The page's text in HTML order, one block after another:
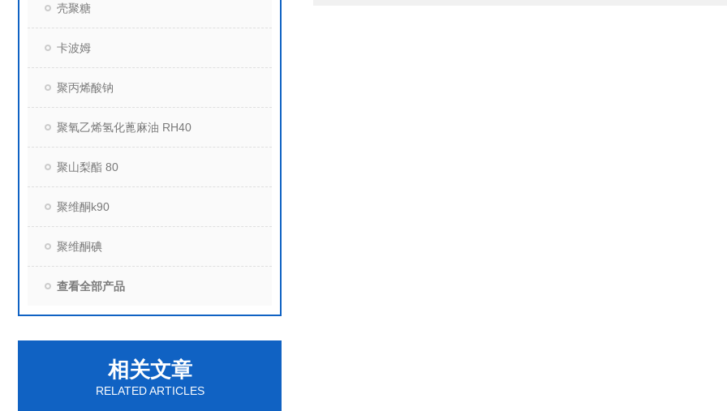
壳聚糖
卡波姆
聚丙烯酸钠
聚氧乙烯氢化蓖麻油 RH40
聚山梨酯 80
聚维酮k90
聚维酮碘
查看全部产品
相关文章
RELATED ARTICLES